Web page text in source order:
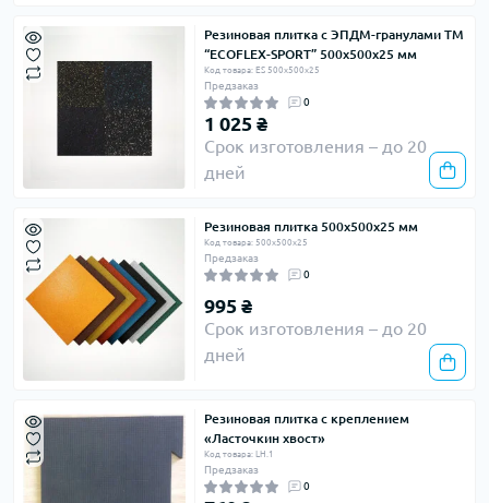
Резиновая плитка с ЭПДМ-гранулами ТМ
“ECOFLEX-SPORT” 500х500х25 мм
Код товара: ES 500х500х25
Предзаказ
0
1 025 ₴
Срок изготовления – до 20
дней
Резиновая плитка 500х500х25 мм
Код товара: 500х500х25
Предзаказ
0
995 ₴
Срок изготовления – до 20
дней
Резиновая плитка с креплением
«Ласточкин хвост»
Код товара: LH.1
Предзаказ
0